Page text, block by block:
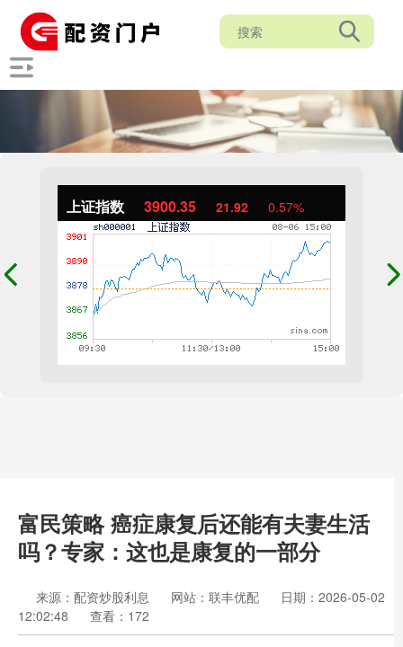
上证指数 3900.35 21.92 0.57%
富民策略 癌症康复后还能有夫妻生活
吗？专家：这也是康复的一部分
来源：配资炒股利息 网站：联丰优配
日期：2026-05-02
12:02:48
查看：172